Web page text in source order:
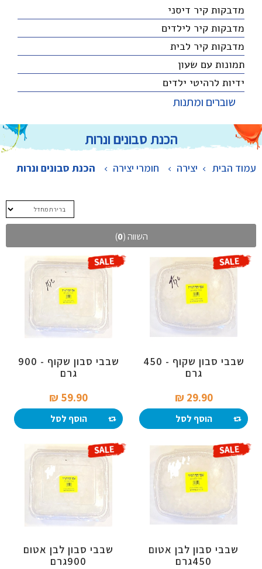
מדבקות קיר דיסני
מדבקות קיר לילדים
מדבקות קיר לבית
תמונות עם שעון
ידיות לרהיטי ילדים
שוברים ומתנות
הכנת סבונים ונרות
עמוד הבית יצירה > חומרי יצירה > הכנת סבונים ונרות
השווה (0
)
שבבי סבון שקוף - 450
גרם
29.90 ₪‎
הוסף לסל
שבבי סבון שקוף - 900
גרם
59.90 ₪‎
הוסף לסל
שבבי סבון לבן אטום
450גרם
שבבי סבון לבן אטום
900גרם